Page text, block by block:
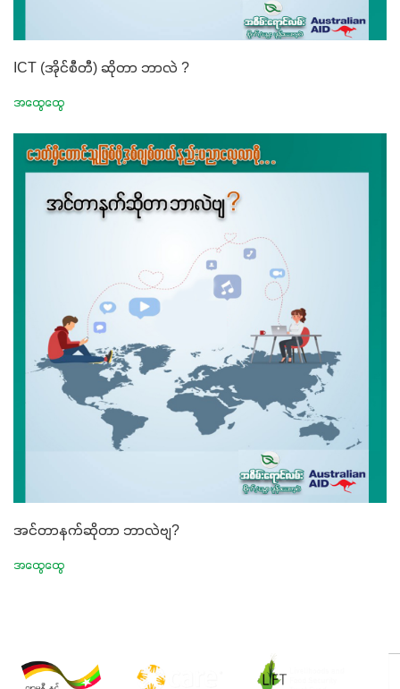
ICT (အိုင်စီတီ) ဆိုတာ ဘာလဲ ?
အထွေထွေ
အင်တာနက်ဆိုတာ ဘာလဲဗျ?
အထွေထွေ